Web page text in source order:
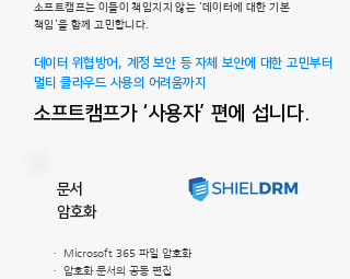
소프트캠프는 이들이 책임지지 않는 '데이터에 대한 기본
책임'을 함께 고민합니다.
데이터 위협방어, 계정 보안 등 자체 보안에 대한 고민부터
멀티 클라우드 사용의 어려움까지
소프트캠프가 ‘사용자’ 편에 섭니다.
문서
암호화
∙ Microsoft 365 파일 암호화
∙ 암호화 문서의 공동 편집